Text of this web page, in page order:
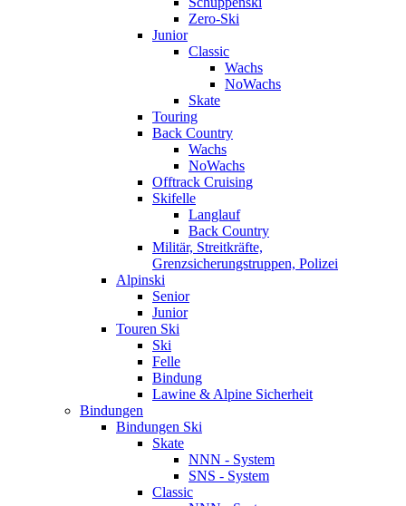
Zero-Ski
Junior
Classic
Wachs
NoWachs
Skate
Touring
Back Country
Wachs
NoWachs
Offtrack Cruising
Skifelle
Langlauf
Back Country
Militär, Streitkräfte,
Grenzsicherungstruppen, Polizei
Alpinski
Senior
Junior
Touren Ski
Ski
Felle
Bindung
Lawine & Alpine Sicherheit
Bindungen
Bindungen Ski
Skate
NNN - System
SNS - System
Classic